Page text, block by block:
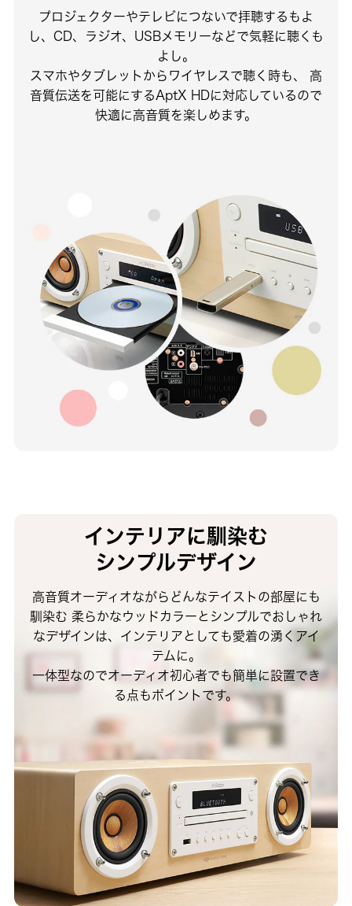
プロジェクターやテレビにつないで拝聴するもよ
し、CD、ラジオ、USBメモリーなどで気軽に聴くも
よし。
スマホやタブレットからワイヤレスで聴く時も、
高
音質伝送を可能にするAptX HDに対応しているので
快適に高音質を楽しめます。
インテリアに馴染む
シンプルデザイン
高音質オーディオながらどんなテイストの部屋にも
馴染む 柔らかなウッドカラーとシンプルでおしゃれ
なデザインは、インテリアとしても愛着の湧くアイ
テムに。
一体型なのでオーディオ初心者でも簡単に設置でき
る点もポイントです。